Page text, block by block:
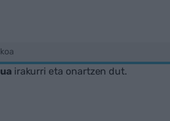
irakurri eta onartzen dut.